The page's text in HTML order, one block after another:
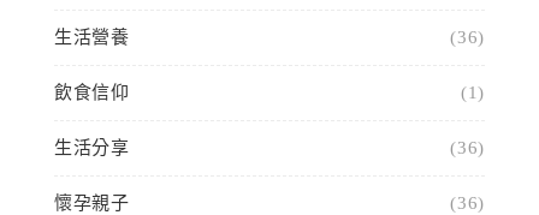
生活營養 (36)
飲食信仰 (1)
生活分享 (36)
懷孕親子 (36)